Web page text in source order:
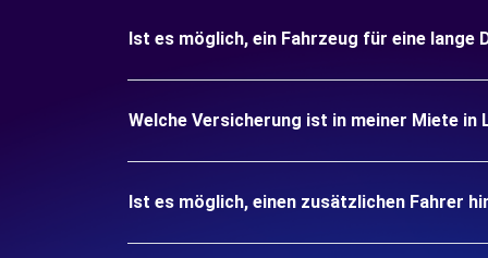
Ist es möglich, ein Fahrzeug für eine lange
Welche Versicherung ist in meiner Miete in
Ist es möglich, einen zusätzlichen Fahrer